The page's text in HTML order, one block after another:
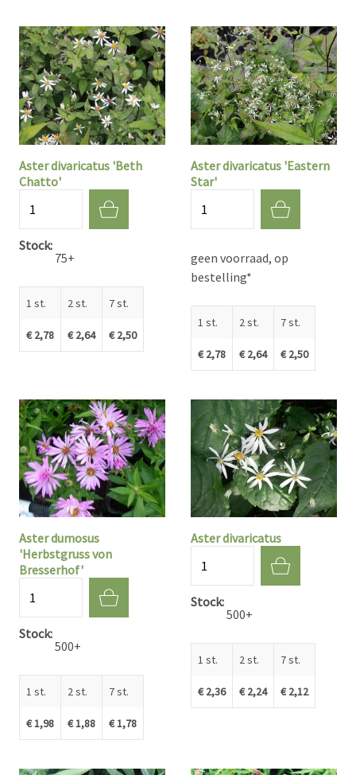
Aster divaricatus 'Beth
Chatto'
Stock
75+
1 st.
€ 2,78
2 st.
€ 2,64
7 st.
€ 2,50
Aster divaricatus 'Eastern
Star'
geen voorraad, op
bestelling*
1 st.
€ 2,78
2 st.
€ 2,64
7 st.
€ 2,50
Aster dumosus
'Herbstgruss von
Bresserhof'
Stock
500+
1 st.
€ 1,98
2 st.
€ 1,88
7 st.
€ 1,78
Aster divaricatus
Stock
500+
1 st.
€ 2,36
2 st.
€ 2,24
7 st.
€ 2,12